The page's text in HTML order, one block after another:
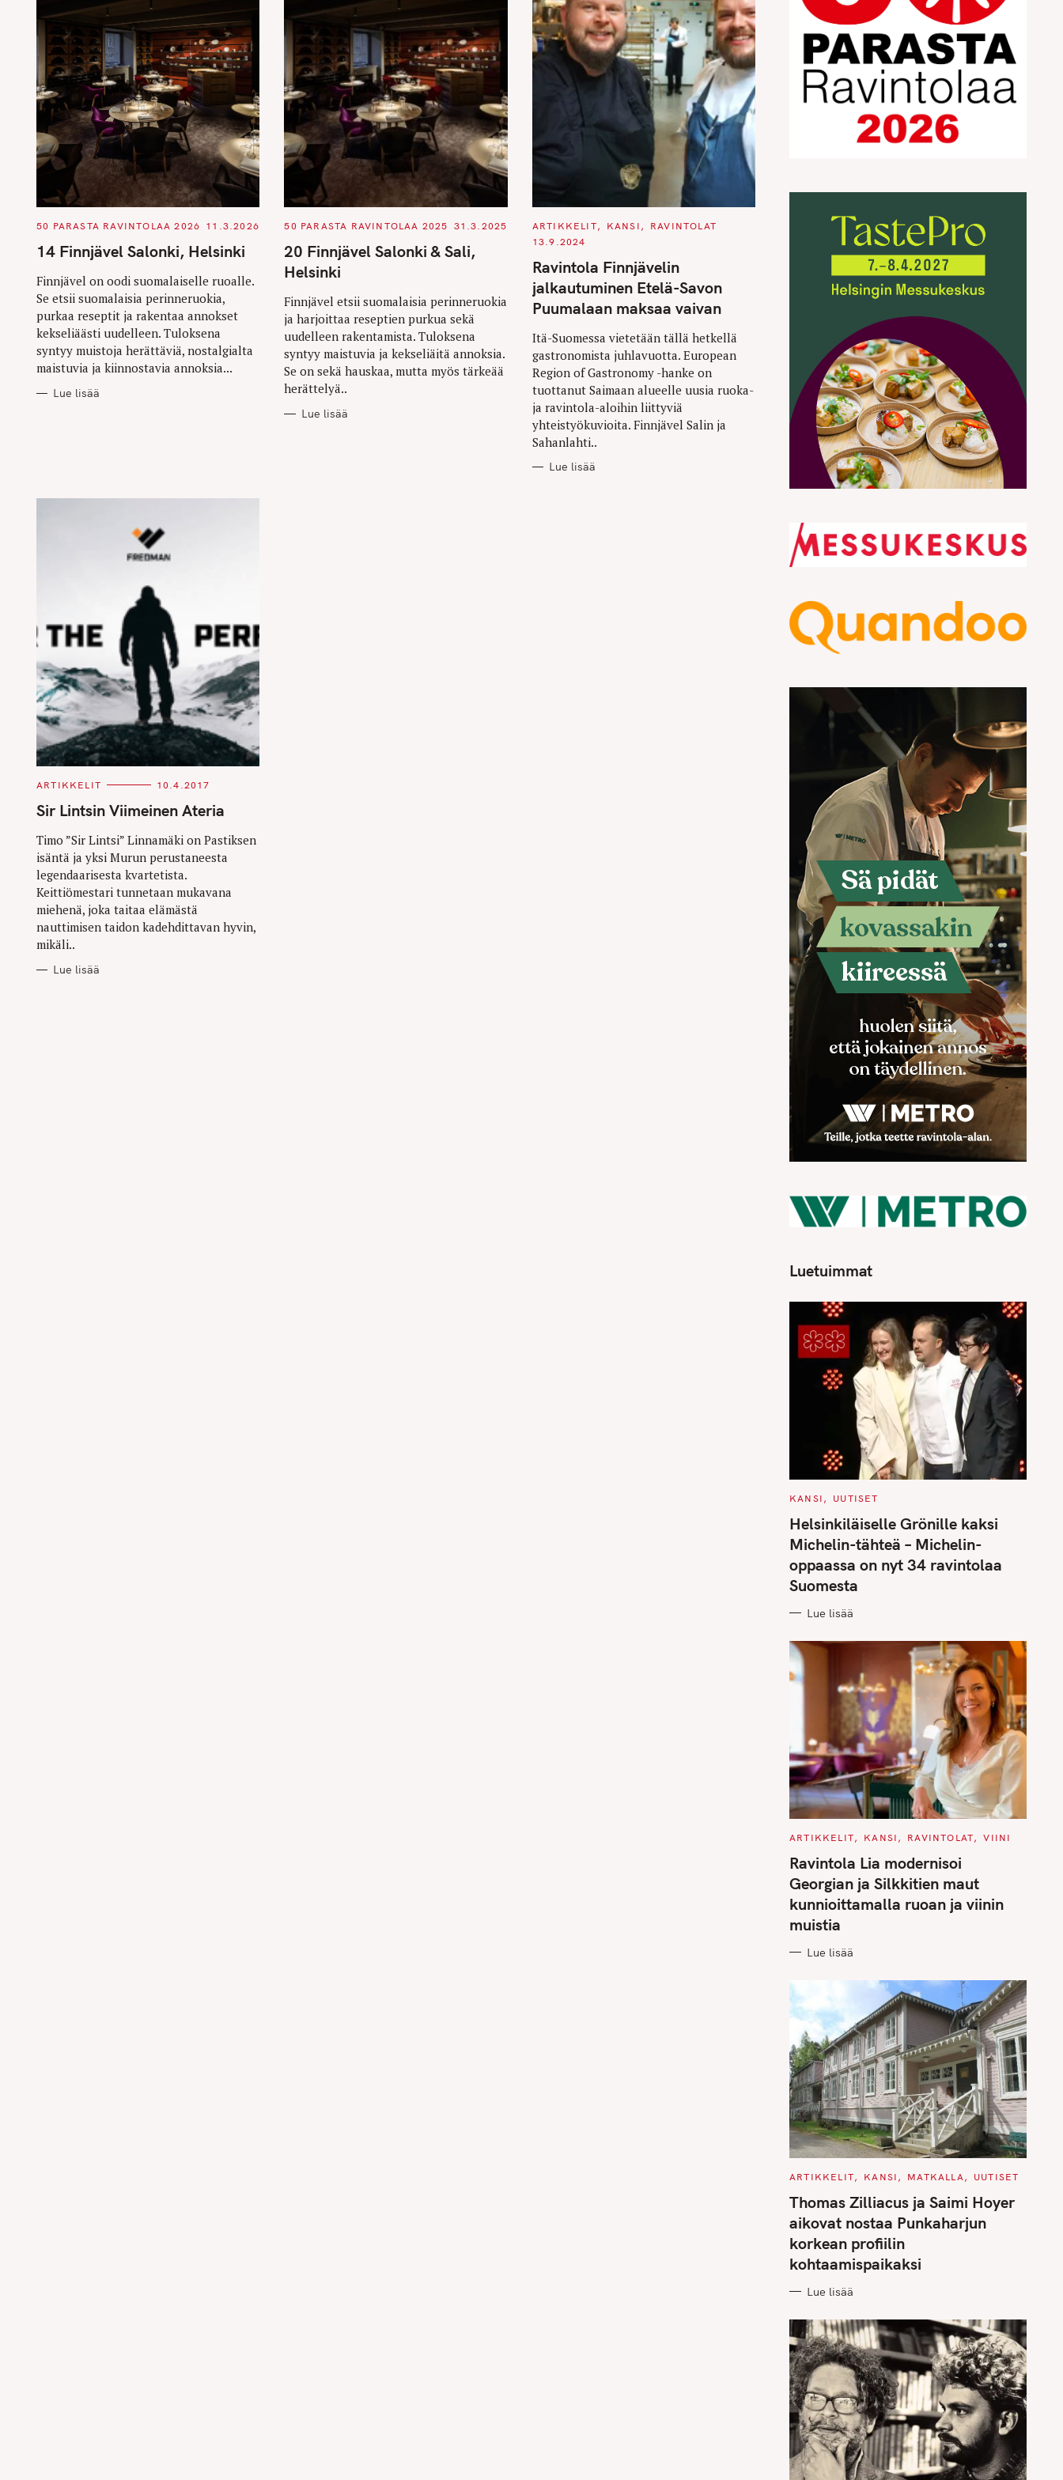
C
T
E
O
R
I
S
50 PARASTA RAVINTOLAA 2026 11.3.2026
14 Finnjävel Salonki, Helsinki
Finnjävel on oodi suomalaiselle ruoalle.
Se etsii suomalaisia perinneruokia,
purkaa reseptit ja rakentaa annokset
kekseliäästi uudelleen. Tuloksena
syntyy muistoja herättäviä, nostalgialta
maistuvia ja kiinnostavia annoksia...
Lue lisää
C
T
E
G
O
I
E
S
50 PARASTA RAVINTOLAA 2025 31.3.2025
20 Finnjävel Salonki & Sali,
Helsinki
Finnjävel etsii suomalaisia perinneruokia
ja harjoittaa reseptien purkua sekä
uudelleen rakentamista. Tuloksena
syntyy maistuvia ja kekseliäitä annoksia.
Se on sekä hauskaa, mutta myös tärkeää
herättelyä..
Lue lisää
C
T
G
O
R
I
E
S
ARTIKKELIT KANSI
RAVINTOLAT
13.9.2024
Ravintola Finnjävelin
jalkautuminen Etelä-Savon
Puumalaan maksaa vaivan
Itä-Suomessa vietetään tällä hetkellä
gastronomista juhlavuotta. European
Region of Gastronomy -hanke on
tuottanut Saimaan alueelle uusia ruoka-
ja ravintola-aloihin liittyviä
yhteistyökuvioita. Finnjävel Salin ja
Sahanlahti..
Lue lisää
C
T
E
O
R
I
S
ARTIKKELIT 10.4.2017
Sir Lintsin Viimeinen Ateria
Timo ”Sir Lintsi” Linnamäki on Pastiksen
isäntä ja yksi Murun perustaneesta
legendaarisesta kvartetista.
Keittiömestari tunnetaan mukavana
miehenä, joka taitaa elämästä
nauttimisen taidon kadehdittavan hyvin,
mikäli..
Lue lisää
Luetuimmat
C
T
E
G
O
I
E
S
KANSI UUTISET
Helsinkiläiselle Grönille kaksi
Michelin-tähteä – Michelin-
oppaassa on nyt 34 ravintolaa
Suomesta
Lue lisää
C
T
E
G
O
R
I
S
ARTIKKELIT KANSI RAVINTOLAT VIINI
Ravintola Lia modernisoi
Georgian ja Silkkitien maut
kunnioittamalla ruoan ja viinin
muistia
Lue lisää
C
T
E
O
R
I
E
S
ARTIKKELIT KANSI MATKALLA UUTISET
Thomas Zilliacus ja Saimi Hoyer
aikovat nostaa Punkaharjun
korkean profiilin
kohtaamispaikaksi
Lue lisää